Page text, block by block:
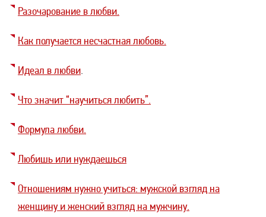
Разочарование в любви.
Как получается несчастная любовь.
Идеал в любви
Что значит “научиться любить”.
Формула любви.
Любишь или нуждаешься
Отношениям нужно учиться: мужской взгляд на
женщину и женский взгляд на мужчину.